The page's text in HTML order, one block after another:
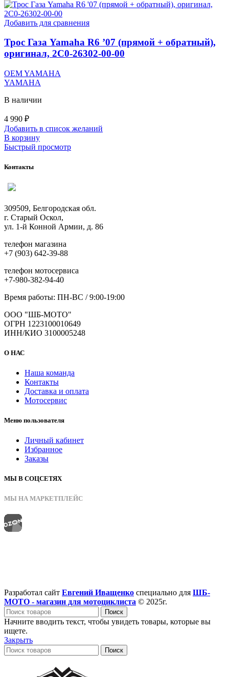
Добавить для сравнения
Трос Газа Yamaha R6 ’07 (прямой + обратный),
оригинал, 2C0-26302-00-00
OEM YAMAHA
YAMAHA
В наличии
4 990 ₽
Добавить в список желаний
В корзину
Быстрый просмотр
Контакты
309509, Белгородская обл.
г. Старый Оскол,
ул. 1-й Конной Армии, д. 86
телефон магазина
+7 (903) 642-39-88
телефон мотосервиса
+7-980-382-94-40
Время работы: ПН-ВС / 9:00-19:00
ООО "ШБ-МОТО"
ОГРН 1223100010649
ИНН/КИО 3100005248
О НАС
Наша команда
Контакты
Доставка и оплата
Мотосервис
Меню пользователя
Личный кабинет
Избранное
Заказы
МЫ В СОЦСЕТЯХ
МЫ НА МАРКЕТПЛЕЙС
Разработал сайт Евгений Иващенко специально для ШБ-
МОТО - магазин для мотоциклиста © 2025г.
Поиск
Начните вводить текст, чтобы увидеть товары, которые вы
ищете.
Закрыть
Поиск